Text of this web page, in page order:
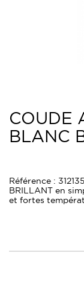
COUDE
BLANC
Référence :
BRILLANT en
et fortes